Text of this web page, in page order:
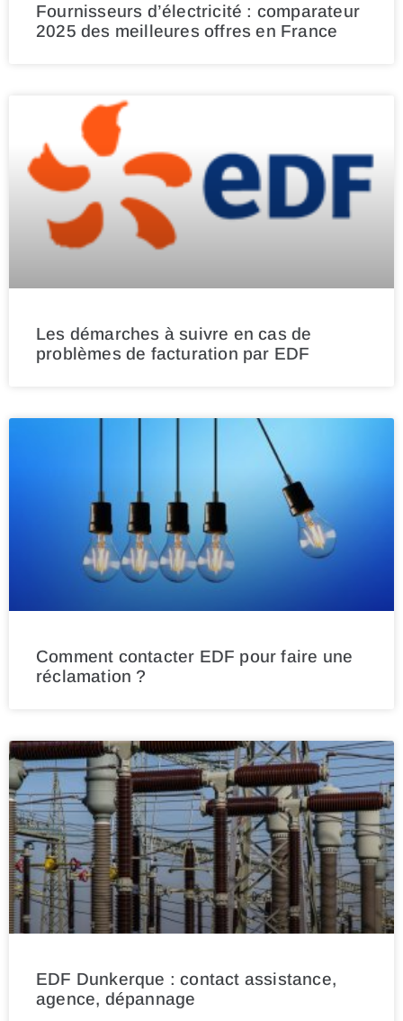
Fournisseurs d’électricité : comparateur
2025 des meilleures offres en France
Les démarches à suivre en cas de
problèmes de facturation par EDF
Comment contacter EDF pour faire une
réclamation ?
EDF Dunkerque : contact assistance,
agence, dépannage